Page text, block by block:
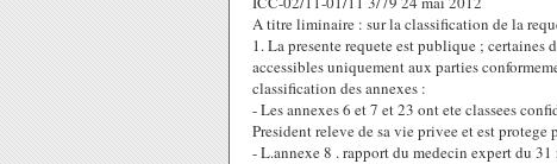
A titre liminaire : sur la classification de la
1. La presente requete est publique ; certaines
accessibles uniquement aux parties
classification des annexes :
- Les annexes 6 et 7 et 23 ont ete classees
President releve de sa vie privee et est protege
- L.annexe 8 . rapport du medecin expert du